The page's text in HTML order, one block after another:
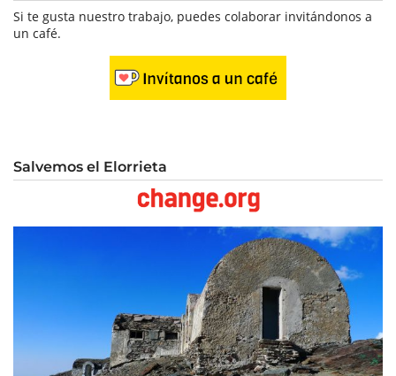
Si te gusta nuestro trabajo, puedes colaborar invitándonos a
un café.
Salvemos el Elorrieta